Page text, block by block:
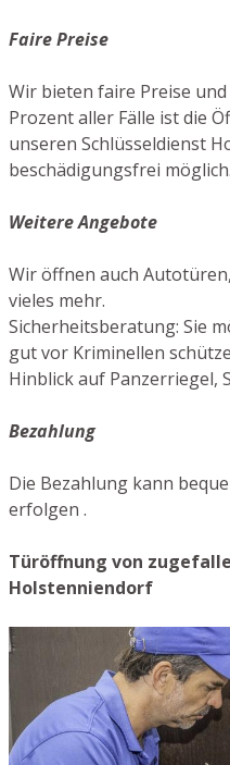
Faire Preise
Wir bieten faire Preise
Prozent aller Fälle ist die
unseren Schlüsseldienst
beschädigungsfrei möglich.
Weitere Angebote
Wir öffnen auch
vieles mehr.
Sicherheitsberatung: Sie
gut vor Kriminellen
Hinblick auf Panzerriegel,
Bezahlung
Die Bezahlung kann
erfolgen .
Türöffnung von
Holstenniendorf